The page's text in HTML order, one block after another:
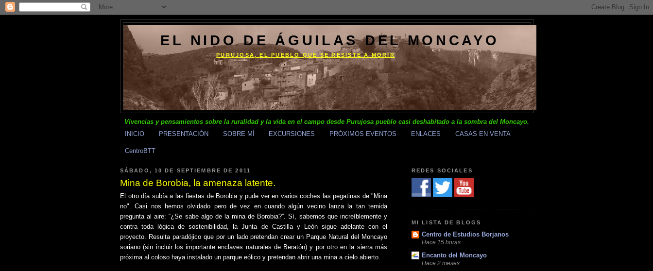
EL NIDO DE ÁGUILAS DEL MONCAYO
PURUJOSA, EL PUEBLO QUE SE RESISTE A MORIR
Vivencias y pensamientos sobre la ruralidad y la vida en el campo desde Purujosa pueblo casi deshabitado a la sombra del Moncayo.
INICIO
PRESENTACIÓN SOBRE MÍ EXCURSIONES PRÓXIMOS EVENTOS ENLACES CASAS EN VENTA
CentroBTT
SÁBADO, 10 DE SEPTIEMBRE DE 2011
Mina de Borobia, la amenaza latente.
El otro día subía a las fiestas de Borobia y pude ver en varios coches las pegatinas de "Mina
no". Casi nos hemos olvidado pero de vez en cuando algún vecino lanza la tan temida
pregunta al aire: “¿Se sabe algo de la mina de Borobia?”. Sí, sabemos que increíblemente y
contra toda lógica de sostenibilidad, la Junta de Castilla y León sigue adelante con el
proyecto. Resulta paradójico que por un lado pretendan crear un Parque Natural del Moncayo
soriano (sin incluir los importante enclaves naturales de Beratón) y por otro en la sierra más
próxima al coloso haya instalado un parque eólico y pretendan abrir una mina a cielo abierto.
REDES SOCIALES
MI LISTA DE BLOGS
Centro de Estudios Borjanos
Hace 15 horas
Encanto del Moncayo
Hace 2 meses